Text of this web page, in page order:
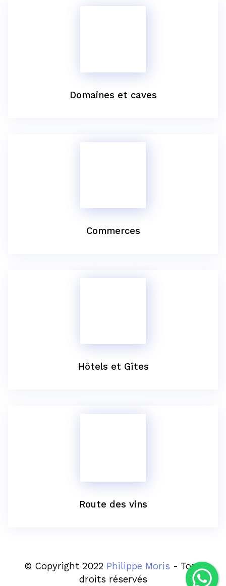
Domaines et caves
Commerces
Hôtels et Gîtes
Route des vins
© Copyright 2022 Philippe Moris - Tous
droits réservés